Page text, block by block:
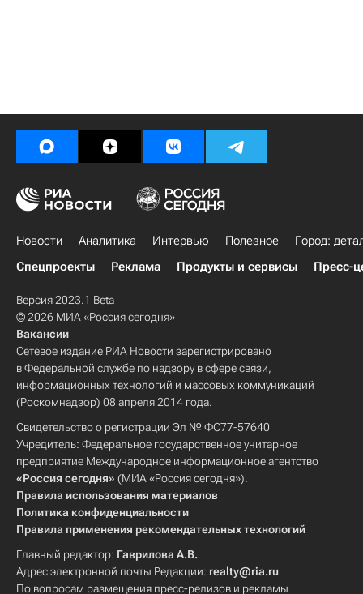
Новости Аналитика Интервью Полезное
Город:
Спецпроекты
Реклама Продукты и сервисы Пресс-
Версия 2023.1 Beta
© 2026 МИА «Россия сегодня»
Вакансии
Сетевое издание РИА Новости зарегистрировано
в Федеральной службе по надзору в сфере связи,
информационных технологий и массовых коммуникаций
(Роскомнадзор) 08 апреля 2014 года.
Свидетельство о регистрации Эл № ФС77-57640
Учредитель: Федеральное государственное унитарное
предприятие Международное информационное агентство
«Россия сегодня» (МИА «Россия сегодня»).
Правила использования материалов
Политика конфиденциальности
Правила применения рекомендательных технологий
Главный редактор: Гаврилова А.В.
Адрес электронной почты Редакции: realty@ria.ru
По вопросам размещения пресс-релизов и рекламы